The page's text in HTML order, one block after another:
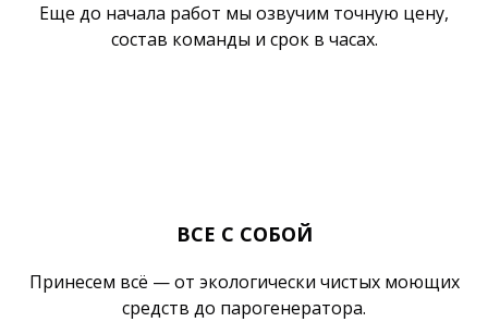
Еще до начала работ мы озвучим точную цену,
состав команды и срок в часах.
ВСЕ С СОБОЙ
Принесем всё — от экологически чистых моющих
средств до парогенератора.